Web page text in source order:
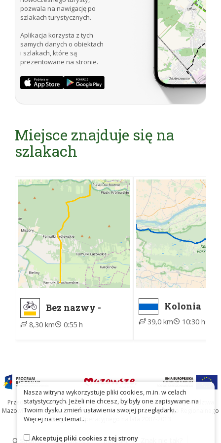
pozwala na nawigację po
szlakach turystycznych.
Aplikacja korzysta z tych
samych danych o obiektach
i szlakach, które są
prezentowane na stronie.
Miejsce znajduje się na
szlakach
Bez nazwy -
Brochowskie
8,30 km 0:55 h
Kolonia
Janówek -
Śladów,
39,0 km 10:30 h
Przedsięwzięcie współfinansowane ze środków Samorządu Województwa
Mazowieckiego oraz Unię Europejską w ramach Mazowieckiego Regionalnego
Programu Operacyjnego na lata 2007-2013
O stronie O projekcie Kontakt
Nasza witryna wykorzystuje pliki cookies, m.in. w celach
statystycznych. Jeżeli nie chcesz, by były one zapisywane na
Twoim dysku zmień ustawienia swojej przeglądarki.
Więcej na ten temat...
Akceptuję pliki cookies z tej strony